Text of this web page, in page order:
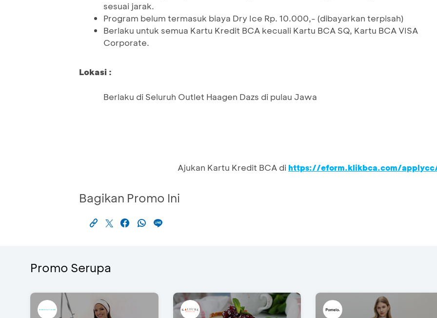
sesuai jarak.
Program belum termasuk biaya Dry Ice Rp. 10.000,- (dibayarkan terpisah)
Berlaku untuk semua Kartu Kredit BCA kecuali Kartu BCA SQ, Kartu BCA VISA
Corporate.
Lokasi :
Berlaku di Seluruh Outlet Haagen Dazs di pulau Jawa
Ajukan Kartu Kredit BCA di https://eform.klikbca.com/
Bagikan Promo Ini
Promo Serupa